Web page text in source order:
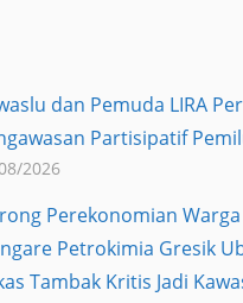
dan Pemuda LIRA
Partisipatif
2026
Perekonomian Warga
Petrokimia Gresik
Tambak Kritis Jadi